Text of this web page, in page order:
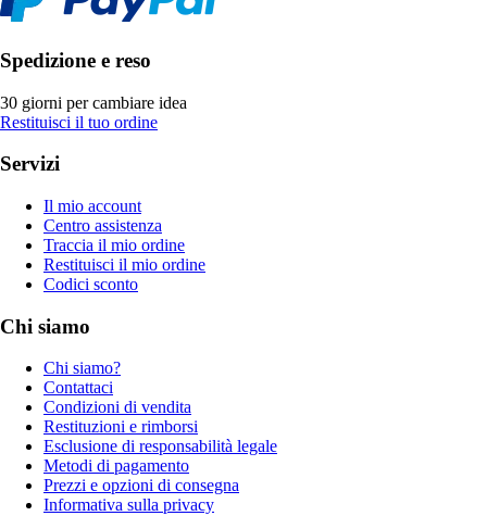
Spedizione e reso
30 giorni per cambiare idea
Restituisci il tuo ordine
Servizi
Il mio account
Centro assistenza
Traccia il mio ordine
Restituisci il mio ordine
Codici sconto
Chi siamo
Chi siamo?
Contattaci
Condizioni di vendita
Restituzioni e rimborsi
Esclusione di responsabilità legale
Metodi di pagamento
Prezzi e opzioni di consegna
Informativa sulla privacy